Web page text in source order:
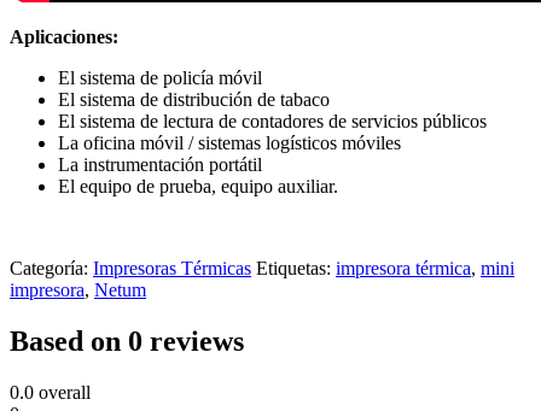
Aplicaciones:
El sistema de policía móvil
El sistema de distribución de tabaco
El sistema de lectura de contadores de servicios públicos
La oficina móvil / sistemas logísticos móviles
La instrumentación portátil
El equipo de prueba, equipo auxiliar.
Categoría: Impresoras Térmicas Etiquetas: impresora térmica, mini
impresora, Netum
Based on 0 reviews
0.0 overall